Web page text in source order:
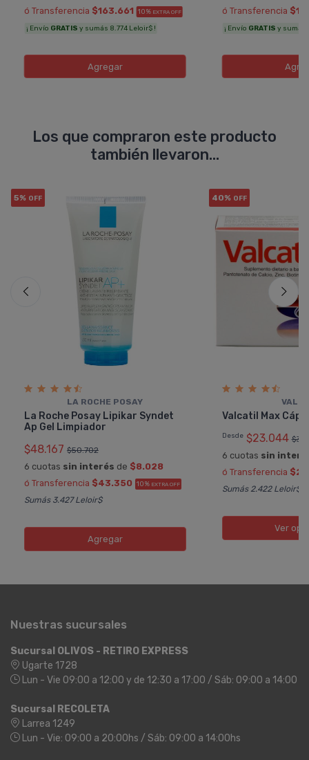
ó Transferencia $163.661 10% EXTRA OFF
¡ Envío GRATIS y sumás 8.774 Leloir$ !
Agregar
ó Transferencia
¡ Envío GRATIS y sumás
Los que compraron este producto
también llevaron...
5% OFF
LA ROCHE POSAY
La Roche Posay Lipikar Syndet
Ap Gel Limpiador
$48.167 $50.702
6 cuotas sin interés de $8.028
ó Transferencia $43.350 10% EXTRA OFF
Sumás 3.427 Leloir$
Agregar
40% OFF
Valcatil Max
Desde $23.044
6 cuotas sin
ó Transferencia
Sumás 2.422 Leloir$
Ver
Nuestras sucursales
Sucursal OLIVOS - RETIRO EXPRESS
Ugarte 1728
Lun - Vie 09:00 a 12:00 y de 12:30 a 17:00 / Sáb: 09:00 a 14:00
Sucursal RECOLETA
Larrea 1249
Lun - Vie: 09:00 a 20:00hs / Sáb: 09:00 a 14:00hs